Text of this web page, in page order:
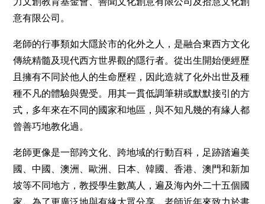
意有限公司。
老師的行事類如大隱於市的化外之人，是融合東西方文化
傳統精髓及現代西方世界觀的隱行者。從出生開始便經歷
且擁有不同於他人的生命歷程，因此造就了化外出世及種
種不凡的體驗與覺受。用其一貫低調筆耕或默默接引的方
式，多年來在不同的國家和地區，與不知凡幾的有緣人都
曾善巧地教化過。
老師更像是一部跨文化、跨地域的行動百科，足跡踏遍美
國、中國、澳洲、歐洲、日本、韓國、香港、澳門和新加
坡等不同地方，教授學生數萬人，遍及海內外二十五個國
家。為了更廣泛地與有緣大眾分享，老師近年來致力於書